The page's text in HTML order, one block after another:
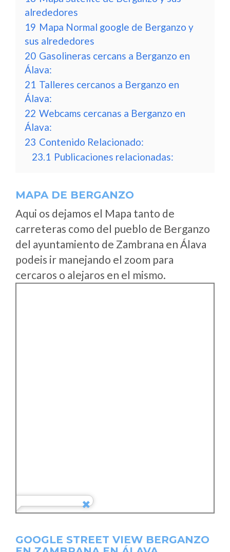
alrededores
19 Mapa Normal google de Berganzo y
sus alrededores
20 Gasolineras cercans a Berganzo en
Álava:
21 Talleres cercanos a Berganzo en
Álava:
22 Webcams cercanas a Berganzo en
Álava:
23 Contenido Relacionado:
23.1 Publicaciones relacionadas:
MAPA DE BERGANZO
Aqui os dejamos el Mapa tanto de
carreteras como del pueblo de Berganzo
del ayuntamiento de Zambrana en Álava
podeis ir manejando el zoom para
cercaros o alejaros en el mismo.
GOOGLE STREET VIEW BERGANZO